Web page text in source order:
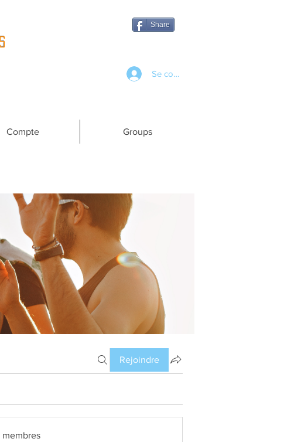
Share
Se connecter
Compte Groups
Rejoindre
membres